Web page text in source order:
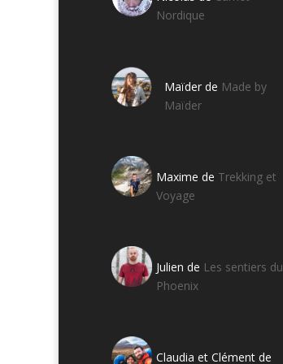
Nordique
Maïder de Made by
Maïder
Maxime de Trekking et
Voyage
Julien de Les sentiers du
Phoenix
Claudia et Clément de